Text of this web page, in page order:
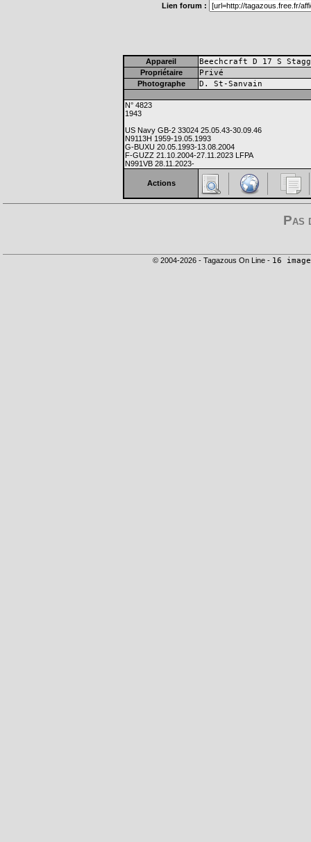
Lien forum :
Appareil Beechcraft D 17 S
Propriétaire Privé
Photographe D. St-Sanvain
N° 4823
1943
US Navy GB-2 33024 25.05.43-30.09.46
N9113H 1959-19.05.1993
G-BUXU 20.05.1993-13.08.2004
F-GUZZ 21.10.2004-27.11.2023 LFPA
N991VB 28.11.2023-
Actions
Pas
© 2004-2026 - Tagazous On Line - 16